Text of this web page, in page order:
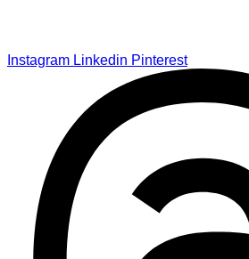
Instagram Linkedin Pinterest